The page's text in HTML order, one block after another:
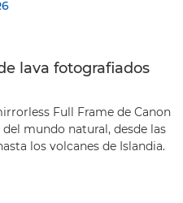
lava fotografiados
Full Frame de Canon
mundo natural, desde las
los volcanes de Islandia.